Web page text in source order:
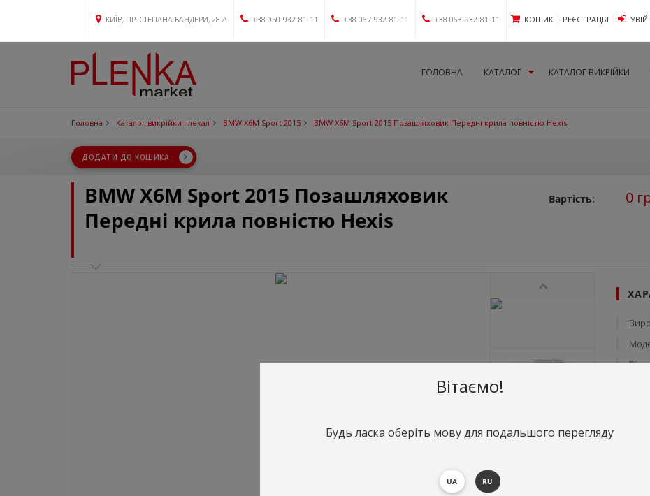
КИЇВ, ПР. СТЕПАНА БАНДЕРИ, 28 А +38 050-932-81-11 +38 067-932-81-11 +38 063-932-81-11 КОШИК РЕЄСТРАЦІЯ
ГОЛОВНА КАТАЛОГ КАТАЛОГ ВИКРІЙКИ
Головна Каталог викрійки і лекал BMW X6M Sport 2015 BMW X6M Sport 2015 Позашляховик Передні крила повністю Hexis
ДОДАТИ ДО КОШИКА
BMW X6M Sport 2015 Позашляховик
Передні крила повністю Hexis
Вартість: 0
Рік
Тип
Вітаємо!
Будь ласка оберіть мову для подальшого перегляду
UA RU